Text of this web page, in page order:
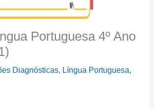
Portuguesa 4º Ano
Diagnósticas, Língua Portuguesa,